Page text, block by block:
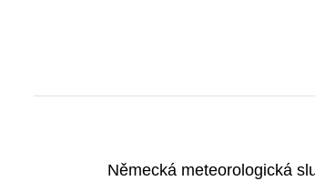
Německá meteorologická